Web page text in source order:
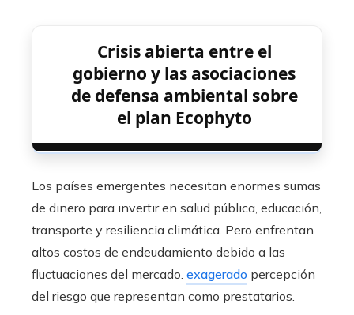
Crisis abierta entre el
gobierno y las asociaciones
de defensa ambiental sobre
el plan Ecophyto
Los países emergentes necesitan enormes sumas
de dinero para invertir en salud pública, educación,
transporte y resiliencia climática. Pero enfrentan
altos costos de endeudamiento debido a las
fluctuaciones del mercado. exagerado percepción
del riesgo que representan como prestatarios.